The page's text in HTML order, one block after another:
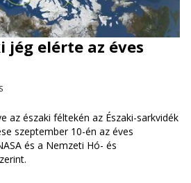
jég elérte az éves
az északi féltekén az Északi-sarkvidék
szeptember 10-én az éves
és a Nemzeti Hó- és